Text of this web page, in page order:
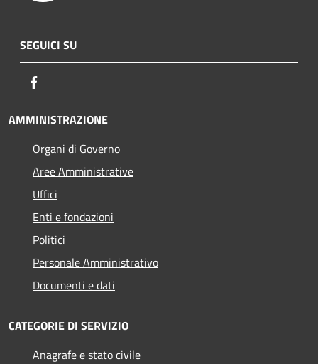
SEGUICI SU
AMMINISTRAZIONE
Organi di Governo
Aree Amministrative
Uffici
Enti e fondazioni
Politici
Personale Amministrativo
Documenti e dati
CATEGORIE DI SERVIZIO
Anagrafe e stato civile